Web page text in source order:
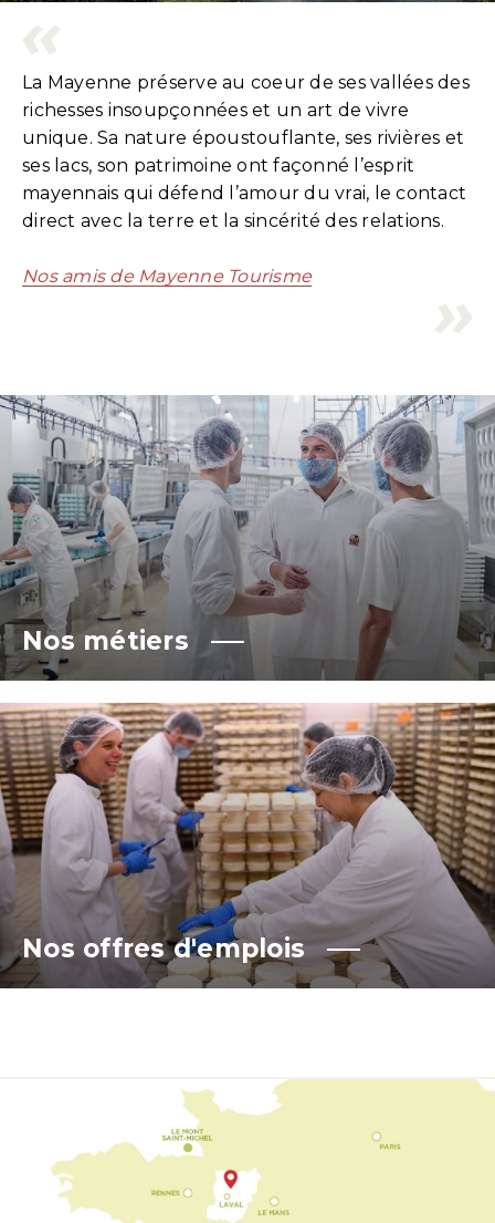
La Mayenne préserve au coeur de ses vallées des
richesses insoupçonnées et un art de vivre
unique. Sa nature époustouflante, ses rivières et
ses lacs, son patrimoine ont façonné l’esprit
mayennais qui défend l’amour du vrai, le contact
direct avec la terre et la sincérité des relations.
Nos amis de Mayenne Tourisme
Nos métiers
Nos offres d'emplois